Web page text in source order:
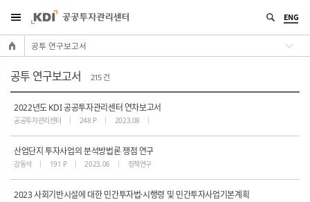
ENG
공투 연구보고서
공투 연구보고서 215 건
2022년도 KDI 공공투자관리센터 연차보고서
공공투자관리센터 248 P 2023.08
산업단지 투자사업의 분석방법론 쟁점 연구
강동석 191 P 2023.06 정책연구
2023 사회기반시설에 대한 민간투자법·시행령 및 민간투자사업기본계획